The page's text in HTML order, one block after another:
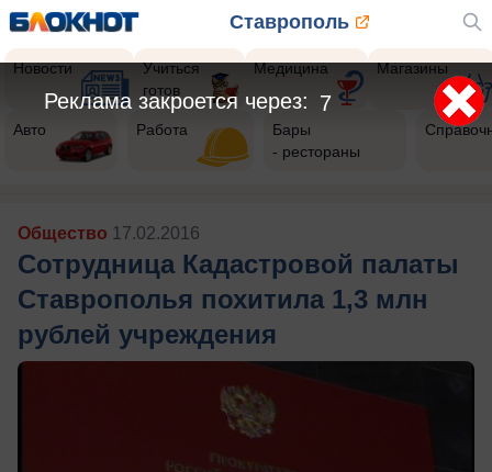
Ставрополь
Новости
Учиться
готов
Медицина Магазины
Авто Работа
Бары
- рестораны
Общество 17.02.2016
Сотрудница Кадастровой палаты
Ставрополья похитила 1,3 млн
рублей учреждения
5
Реклама закроется через: